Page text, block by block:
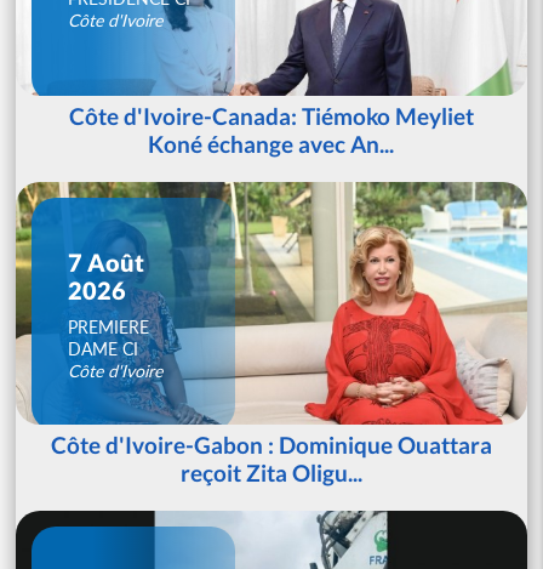
Côte d'Ivoire
Côte d'Ivoire-Canada: Tiémoko Meyliet
Koné échange avec An...
7 Août
2026
PREMIERE
DAME CI
Côte d'Ivoire
Côte d'Ivoire-Gabon : Dominique Ouattara
reçoit Zita Oligu...